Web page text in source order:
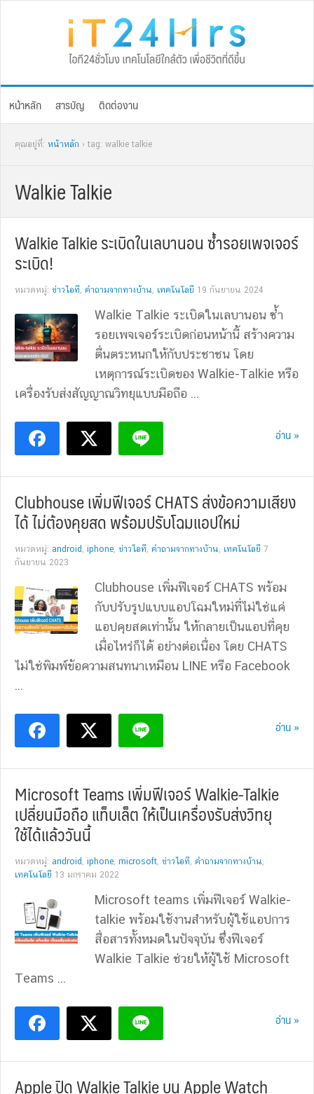
หน้าหลัก สารบัญ ติดต่องาน
คุณอยู่ที่: หน้าหลัก › tag: walkie talkie
Walkie Talkie
Walkie Talkie ระเบิดในเลบานอน ซ้ำรอยเพจเจอร์
ระเบิด!
หมวดหมู่: ข่าวไอที, คำถามจากทางบ้าน, เทคโนโลยี 19 กันยายน 2024
Walkie Talkie ระเบิดในเลบานอน ซ้ำ
รอยเพจเจอร์ระเบิดก่อนหน้านี้ สร้างความ
ตื่นตระหนกให้กับประชาชน โดย
เหตุการณ์ระเบิดของ Walkie-Talkie หรือ
เครื่องรับส่งสัญญาณวิทยุแบบมือถือ ...
อ่าน »
Clubhouse เพิ่มฟีเจอร์ CHATS ส่งข้อความเสียง
ได้ ไม่ต้องคุยสด พร้อมปรับโฉมแอปใหม่
หมวดหมู่: android , iphone, ข่าวไอที, คำถามจากทางบ้าน, เทคโนโลยี 7
กันยายน 2023
Clubhouse เพิ่มฟีเจอร์ CHATS พร้อม
กับปรับรูปแบบแอปโฉมใหม่ที่ไม่ใช่แค่
แอปคุยสดเท่านั้น ให้กลายเป็นแอปที่คุย
เมื่อไหร่ก็ได้ อย่างต่อเนื่อง โดย CHATS
ไม่ใช่พิมพ์ข้อความสนทนาเหมือน LINE หรือ Facebook
...
อ่าน »
Microsoft Teams เพิ่มฟีเจอร์ Walkie-Talkie
เปลี่ยนมือถือ แท็บเล็ต ให้เป็นเครื่องรับส่งวิทยุ
ใช้ได้แล้ววันนี้
หมวดหมู่: android , iphone, microsoft, ข่าวไอที, คำถามจากทางบ้าน,
เทคโนโลยี 13 มกราคม 2022
Microsoft teams เพิ่มฟีเจอร์ Walkie-
talkie พร้อมใช้งานสำหรับผู้ใช้แอปการ
สื่อสารทั้งหมดในปัจจุบัน ซึ่งฟีเจอร์
Walkie Talkie ช่วยให้ผู้ใช้ Microsoft
Teams ...
อ่าน »
Apple ปิด Walkie Talkie บน Apple Watch